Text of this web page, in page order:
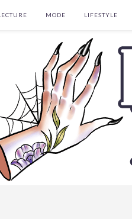
MODE LIFESTYLE